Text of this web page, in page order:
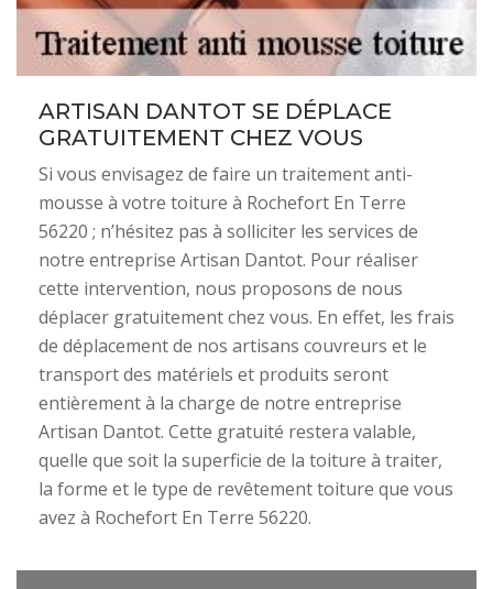
ARTISAN DANTOT SE DÉPLACE
GRATUITEMENT CHEZ VOUS
Si vous envisagez de faire un traitement anti-
mousse à votre toiture à Rochefort En Terre
56220 ; n’hésitez pas à solliciter les services de
notre entreprise Artisan Dantot. Pour réaliser
cette intervention, nous proposons de nous
déplacer gratuitement chez vous. En effet, les frais
de déplacement de nos artisans couvreurs et le
transport des matériels et produits seront
entièrement à la charge de notre entreprise
Artisan Dantot. Cette gratuité restera valable,
quelle que soit la superficie de la toiture à traiter,
la forme et le type de revêtement toiture que vous
avez à Rochefort En Terre 56220.